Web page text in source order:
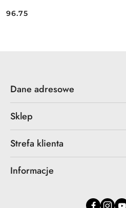
Cena:
96.75
Dane adresowe
Sklep
Strefa klienta
Informacje